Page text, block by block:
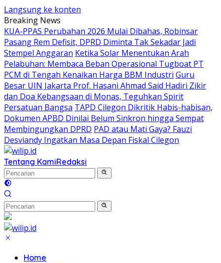
Langsung ke konten
Breaking News
KUA-PPAS Perubahan 2026 Mulai Dibahas, Robinsar
Pasang Rem Defisit, DPRD Diminta Tak Sekadar Jadi
Stempel Anggaran Ketika Solar Menentukan Arah
Pelabuhan: Membaca Beban Operasional Tugboat PT
PCM di Tengah Kenaikan Harga BBM Industri Guru
Besar UIN Jakarta Prof. Hasani Ahmad Said Hadiri Zikir
dan Doa Kebangsaan di Monas, Teguhkan Spirit
Persatuan Bangsa TAPD Cilegon Dikritik Habis-habisan,
Dokumen APBD Dinilai Belum Sinkron hingga Sempat
Membingungkan DPRD PAD atau Mati Gaya? Fauzi
Desviandy Ingatkan Masa Depan Fiskal Cilegon
Tentang KamiRedaksi
Home